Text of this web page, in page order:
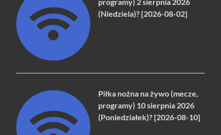
(Niedziela)? [2026-08-02]
Piłka nożna na żywo (mecze,
programy) 10 sierpnia 2026
(Poniedziałek)? [2026-08-10]